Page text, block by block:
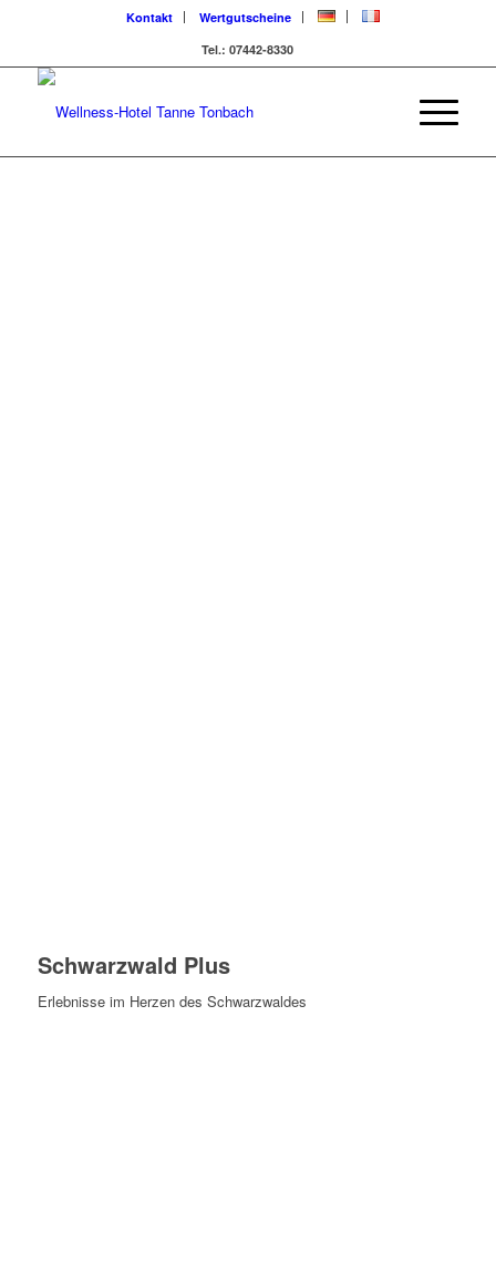
Kontakt
Wertgutscheine
Tel.: 07442-8330
Schwarzwald Plus
Erlebnisse im Herzen des Schwarzwaldes